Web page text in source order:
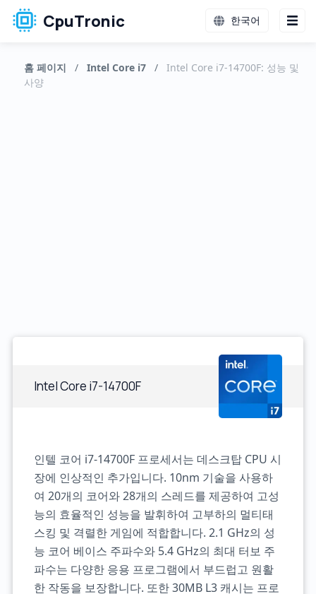
CpuTronic 한국어
홈 페이지 / Intel Core i7 /
Intel Core i7-14700F: 성능 및
사양
Intel Core i7-14700F
인텔 코어 i7-14700F 프로세서는 데스크탑 CPU 시
장에 인상적인 추가입니다. 10nm 기술을 사용하
여 20개의 코어와 28개의 스레드를 제공하여 고성
능의 효율적인 성능을 발휘하여 고부하의 멀티태
스킹 및 격렬한 게임에 적합합니다. 2.1 GHz의 성
능 코어 베이스 주파수와 5.4 GHz의 최대 터보 주
파수는 다양한 응용 프로그램에서 부드럽고 원활
한 작동을 보장합니다. 또한 30MB L3 캐시는 프로